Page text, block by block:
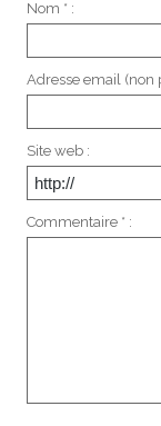
Nom * :
Adresse email (non
Site web :
Commentaire * :